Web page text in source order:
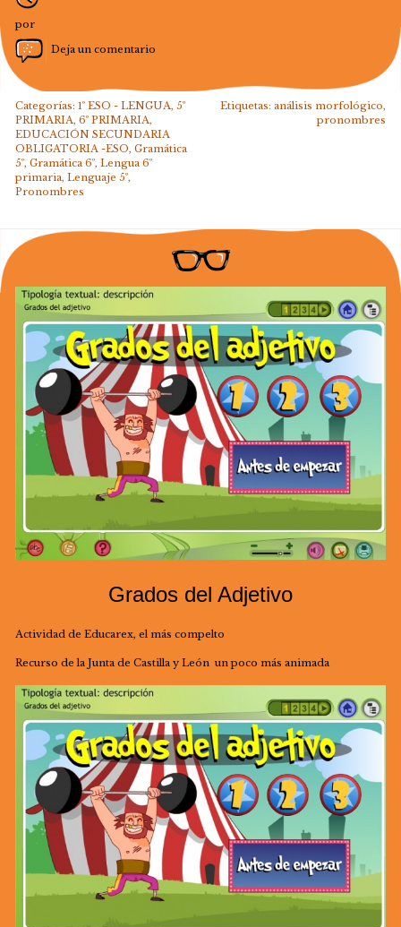
por
Deja un comentario
Categorías: 1º ESO - LENGUA, 5º
PRIMARIA, 6º PRIMARIA,
EDUCACIÓN SECUNDARIA
OBLIGATORIA -ESO, Gramática
5º, Gramática 6º, Lengua 6º
primaria, Lenguaje 5º,
Pronombres
Etiquetas:análisis morfológico,
pronombres
Grados del Adjetivo
Actividad de Educarex, el más compelto
Recurso de la Junta de Castilla y León un poco más animada